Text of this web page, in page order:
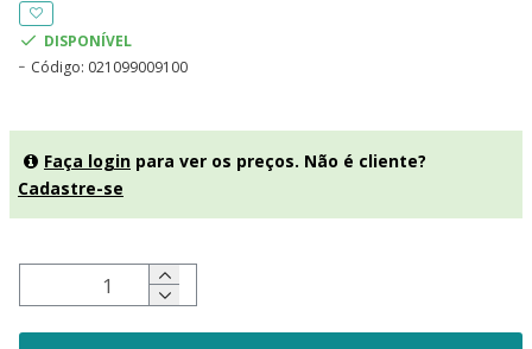
DISPONÍVEL
Código: 021099009100
Faça login para ver os preços. Não é cliente?
Cadastre-se